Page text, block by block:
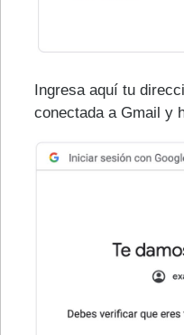
Ingresa aquí tu
conectada a Gmail y